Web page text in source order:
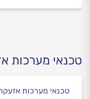
טכנאי מערכות
טכנאי מערכות